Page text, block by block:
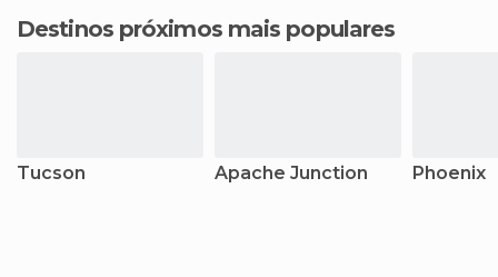
Destinos próximos mais populares
Tucson Apache Junction Phoenix